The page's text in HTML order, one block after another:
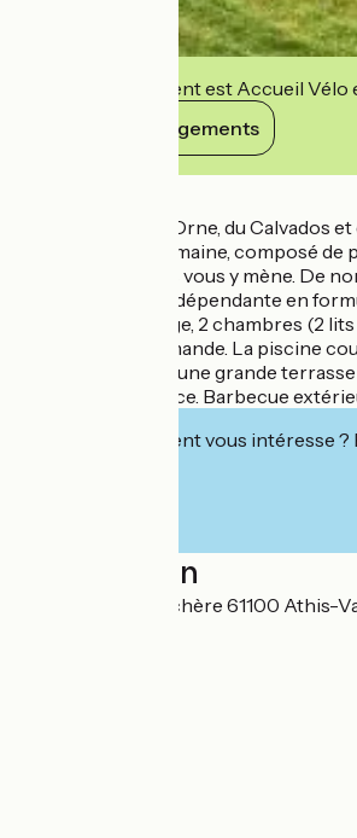
Cet établissement est Accueil
Voir ses engagements
Au carrefour de l'Orne, du Calvados
et de calme. Le domaine, composé
multi-centenaires vous y mène. De
Maison de pays indépendante en
Bluetooth. À l'étage, 2 chambres (2
personne sur demande. La piscine
à 5 places ainsi qu'une grande
l'autre gite sur place. Barbecue
Cet établissement vous intéresse
Localisation
Manoir de la Blanchère 61100 Athis-